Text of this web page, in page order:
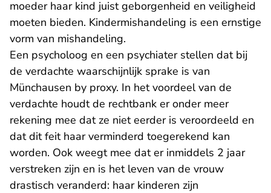
moeder haar kind juist geborgenheid en veiligheid
moeten bieden. Kindermishandeling is een ernstige
vorm van mishandeling.
Een psycholoog en een psychiater stellen dat bij
de verdachte waarschijnlijk sprake is van
Münchausen by proxy. In het voordeel van de
verdachte houdt de rechtbank er onder meer
rekening mee dat ze niet eerder is veroordeeld en
dat dit feit haar verminderd toegerekend kan
worden. Ook weegt mee dat er inmiddels 2 jaar
verstreken zijn en is het leven van de vrouw
drastisch veranderd: haar kinderen zijn